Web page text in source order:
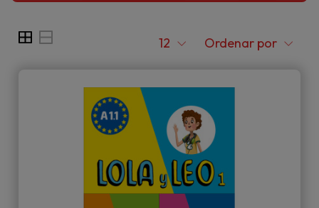
12 Ordenar por